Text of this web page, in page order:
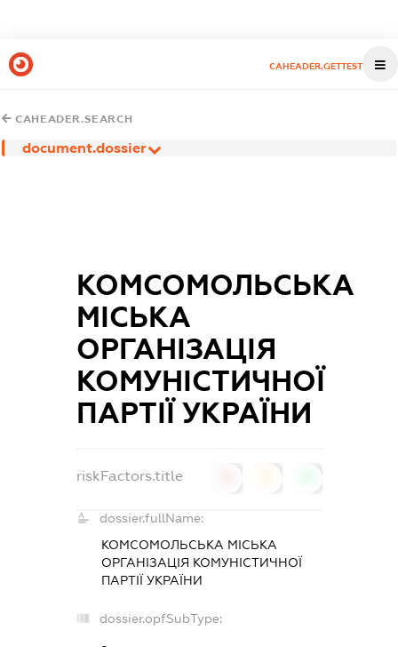
CAHEADER.GETTEST
CAHEADER.SEARCH
document.dossier
КОМСОМОЛЬСЬКА
МІСЬКА
ОРГАНІЗАЦІЯ
КОМУНІСТИЧНОЇ
ПАРТІЇ УКРАЇНИ
riskFactors.title
dossier.fullName:
КОМСОМОЛЬСЬКА МІСЬКА
ОРГАНІЗАЦІЯ КОМУНІСТИЧНОЇ
ПАРТІЇ УКРАЇНИ
dossier.opfSubType:
-